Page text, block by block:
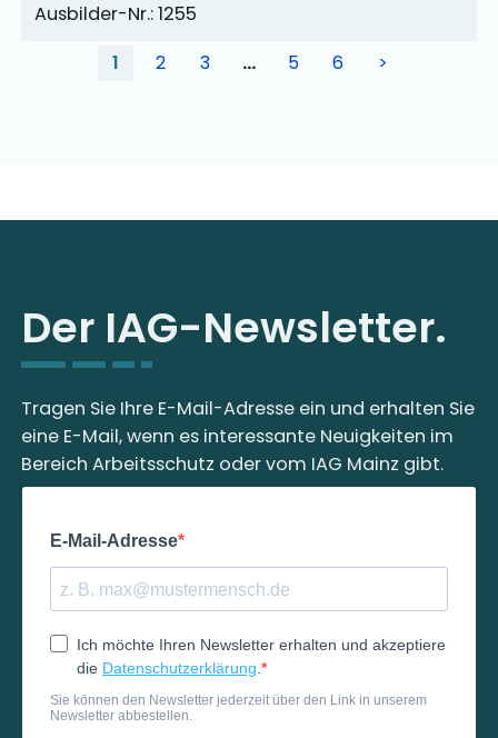
Ausbilder-Nr.: 1255
1
2 3 … 5 6 >
Der IAG-Newsletter.
Tragen Sie Ihre E-Mail-Adresse ein und erhalten Sie
eine E-Mail, wenn es interessante Neuigkeiten im
Bereich Arbeitsschutz oder vom IAG Mainz gibt.